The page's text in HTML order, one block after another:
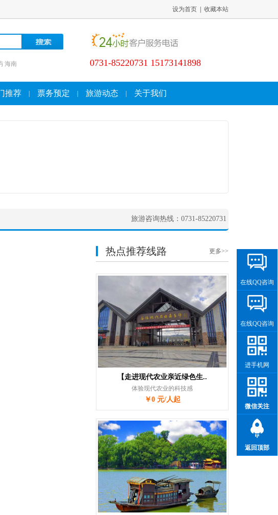
设为首页 收藏本站
海南 0731-85220731 15173141898
推荐 票务预定 旅游动态 关于我们
旅游咨询热线：0731-85220731
热点推荐线路 更多>>
【走进现代农业亲近绿色生..
体验现代农业的科技感
￥0 元/人起
在线QQ咨询
在线QQ咨询
进手机网
微信关注
返回顶部